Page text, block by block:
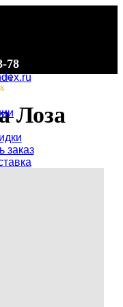
78
заказ
Лоза